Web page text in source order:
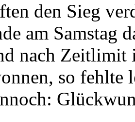
den Sieg
am Samstag
nach Zeitlimit
so fehlte